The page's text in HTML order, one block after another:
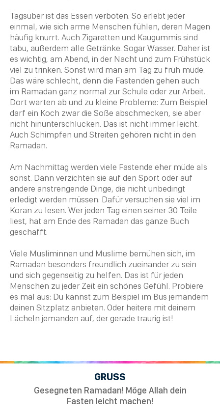
Tagsüber ist das Essen verboten. So erlebt jeder
einmal, wie sich arme Menschen fühlen, deren Magen
häufig knurrt. Auch Zigaretten und Kaugummis sind
tabu, außerdem alle Getränke. Sogar Wasser. Daher ist
es wichtig, am Abend, in der Nacht und zum Frühstück
viel zu trinken. Sonst wird man am Tag zu früh müde.
Das wäre schlecht, denn die Fastenden gehen auch
im Ramadan ganz normal zur Schule oder zur Arbeit.
Dort warten ab und zu kleine Probleme: Zum Beispiel
darf ein Koch zwar die Soße abschmecken, sie aber
nicht hinunterschlucken. Das ist nicht immer leicht.
Auch Schimpfen und Streiten gehören nicht in den
Ramadan.
Am Nachmittag werden viele Fastende eher müde als
sonst. Dann verzichten sie auf den Sport oder auf
andere anstrengende Dinge, die nicht unbedingt
erledigt werden müssen. Dafür versuchen sie viel im
Koran zu lesen. Wer jeden Tag einen seiner 30 Teile
liest, hat am Ende des Ramadan das ganze Buch
geschafft.
Viele Musliminnen und Muslime bemühen sich, im
Ramadan besonders freundlich zueinander zu sein
und sich gegenseitig zu helfen. Das ist für jeden
Menschen zu jeder Zeit ein schönes Gefühl. Probiere
es mal aus: Du kannst zum Beispiel im Bus jemandem
deinen Sitzplatz anbieten. Oder heitere mit deinem
Lächeln jemanden auf, der gerade traurig ist!
GRUSS
Gesegneten Ramadan! Möge Allah dein
Fasten leicht machen!